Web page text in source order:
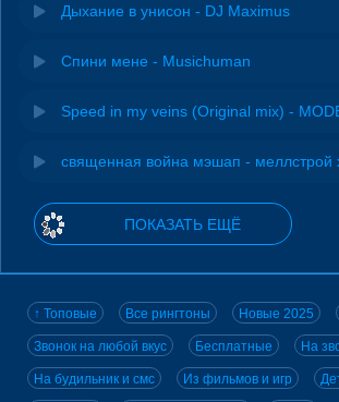
Дыхание в унисон - DJ Maximus
Спини мене - Musichuman
Speed in my veins (Original mix) -
священная война мэшап - меллстрой
ПОКАЗАТЬ ЕЩЁ
↑ Топовые Все рингтоны Новые 2025
Звонок на любой вкус Бесплатные На
На будильник и смс Из фильмов и игр